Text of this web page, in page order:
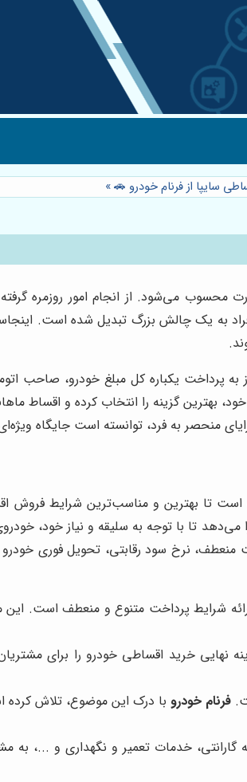
سایپا از فرنام خودرو 🚗»
می‌شود. از انجام امور روزمره
افراد به یک چالش بزرگ تبدیل شده است.
پرداخت یکباره کل مبلغ خودرو، صاحب
بهترین گزینه را انتخاب کرده و اقساط
منحصر به فرد، توانسته است جایگاه
تا بهترین و مناسب‌ترین شرایط فروش
تا با توجه به سلیقه و نیاز خود،
منعطف، نرخ سود رقابتی، تحویل فوری
شرایط پرداخت متنوع و منعطف است. این
نهایی خرید اقساطی خودرو را برای
فرنام خودرو با درک این موضوع، تلاش کرده
گارانتی، خدمات تعمیر و نگهداری و ...،